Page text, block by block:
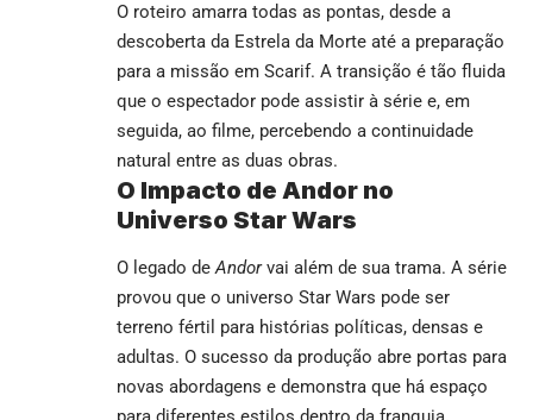
O roteiro amarra todas as pontas, desde a
descoberta da Estrela da Morte até a preparação
para a missão em Scarif. A transição é tão fluida
que o espectador pode assistir à série e, em
seguida, ao filme, percebendo a continuidade
natural entre as duas obras.
O Impacto de Andor no
Universo Star Wars
O legado deAndorvai além de sua trama. A série
provou que o universo Star Wars pode ser
terreno fértil para histórias políticas, densas e
adultas. O sucesso da produção abre portas para
novas abordagens e demonstra que há espaço